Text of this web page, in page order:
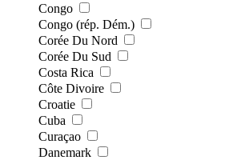
Congo
Congo (rép. Dém.)
Corée Du Nord
Corée Du Sud
Costa Rica
Côte Divoire
Croatie
Cuba
Curaçao
Danemark